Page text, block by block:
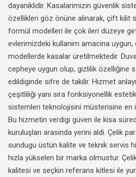
dayaniklidir. Kasalarimizin güvenlik
özellikleri göz önüne alinarak, çift kilit
formül modelleri ile çok ileri düzeye
evlerimizdeki kullanim amacina uygun,
modellerde kasalar üretilmektedir.
cepheye uygun olup, gizlilik özelliğine
edildiginde sifre de takilir. Hizmet
çeşitliliği yanı sıra fonksiyonellik
sistemleri teknolojisini müsterisine en
Bu hizmetin verdigi güven ile kisa
kuruluşları arasinda yerini aldi. Çelik
sundugu üstün kalite ve teknik servis
hızla yükselen bir marka olmustur.
kalitesi ve seçkin referans kitlesi ile